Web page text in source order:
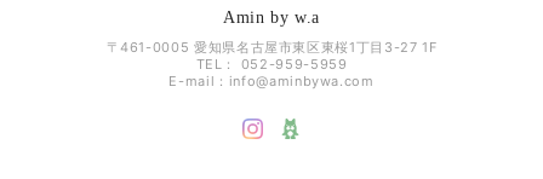
Amin by w.a
〒461-0005 愛知県名古屋市東区東桜1丁目3-27 1F
TEL： 052-959-5959
E-mail： info@aminbywa.com